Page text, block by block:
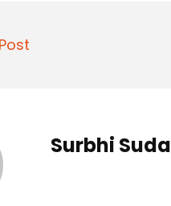
Surbhi Suda